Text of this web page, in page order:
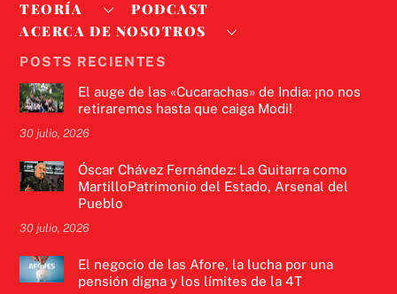
TEORÍA
PODCAST
ACERCA DE NOSOTROS
POSTS RECIENTES
El auge de las «Cucarachas» de India: ¡no nos
retiraremos hasta que caiga Modi!
30 julio, 2026
Óscar Chávez Fernández: La Guitarra como
MartilloPatrimonio del Estado, Arsenal del
Pueblo
30 julio, 2026
El negocio de las Afore, la lucha por una
pensión digna y los límites de la 4T